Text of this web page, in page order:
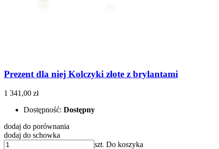
Prezent dla niej Kolczyki złote z brylantami
1 341,00 zł
Dostępność: Dostępny
dodaj do porównania
dodaj do schowka
szt. Do koszyka